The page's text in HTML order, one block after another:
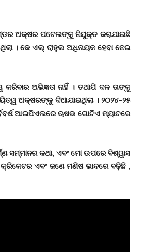
ଅକ୍ଷର ପଟେଲଙ୍କୁ ନିଯୁକ୍ତ କରାଯାଇଛି
। କେ ଏଲ୍ ରାହୁଲ ଅଧିନାୟକ ହେବା ନେଇ
ଅଭିଜ୍ଞତା ନାହିଁ । ତଥାପି ଦଳ ତାଙ୍କୁ
ଅକ୍ଷରଙ୍କୁ ଦିଆଯାଇଥିଲା । ୨୦୨୪-୨୫
ଆଇପିଏଲରେ ଋଷଭ ଗୋଟିଏ ମ୍ୟାଚରେ
ସମ୍ମାନର କଥା, ଏବଂ ମୋ ଉପରେ ବିଶ୍ୱାସ
ଏବଂ ଜଣେ ମଣିଷ ଭାବରେ ବଢ଼ିଛି ,